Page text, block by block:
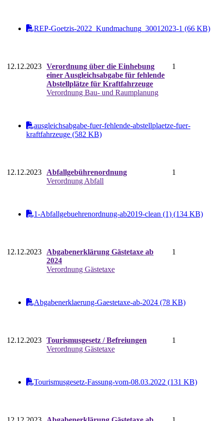
REP-Goetzis-2022_Kundmachung_30012023-1 (66 KB)
12.12.2023 Verordnung über die Einhebung
einer Ausgleichsabgabe für fehlende
Abstellplätze für Kraftfahrzeuge
Verordnung Bau- und Raumplanung
1
ausgleichsabgabe-fuer-fehlende-abstellplaetze-fuer-
kraftfahrzeuge (582 KB)
12.12.2023
Abfallgebührenordnung
Verordnung Abfall
1
1-Abfallgebuehrenordnung-ab2019-clean (1) (134 KB)
12.12.2023
Abgabenerklärung Gästetaxe ab
2024
Verordnung Gästetaxe
1
Abgabenerklaerung-Gaestetaxe-ab-2024 (78 KB)
12.12.2023 Tourismusgesetz / Befreiungen
Verordnung Gästetaxe
1
Tourismusgesetz-Fassung-vom-08.03.2022 (131 KB)